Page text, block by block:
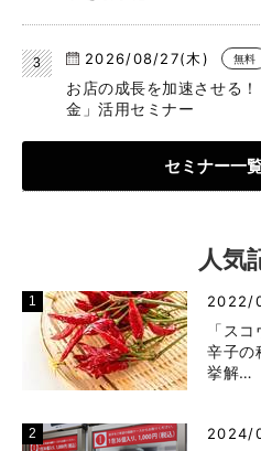
2026/08/27(木) 無料
お店の成長を加速させる
金」活用セミナー
セミナー一
人気
2022/
「ス
辛子の
挙解…
2024/